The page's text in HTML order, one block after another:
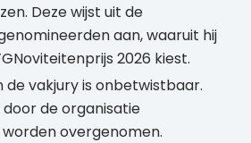
Deze wijst uit de
aan, waaruit hij
2026 kiest.
de vakjury is onbetwistbaar.
door de organisatie
overgenomen.